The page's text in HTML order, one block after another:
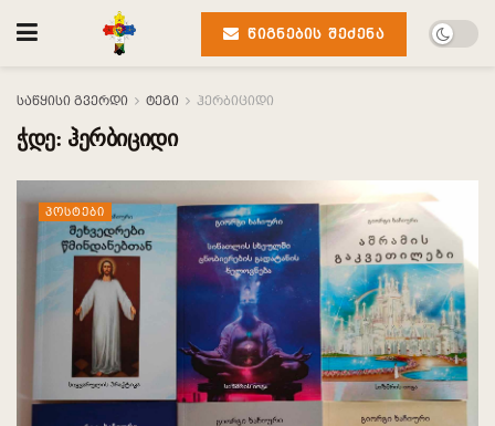
ᲬᲘᲒᲜᲔᲑᲘᲡ ᲨᲔᲫᲔᲜᲐ
საწყისი გვერდი ტეგი ჰერბიციდი
ჭდე: ჰერბიციდი
ᲞᲝᲡᲢᲔᲑᲘ